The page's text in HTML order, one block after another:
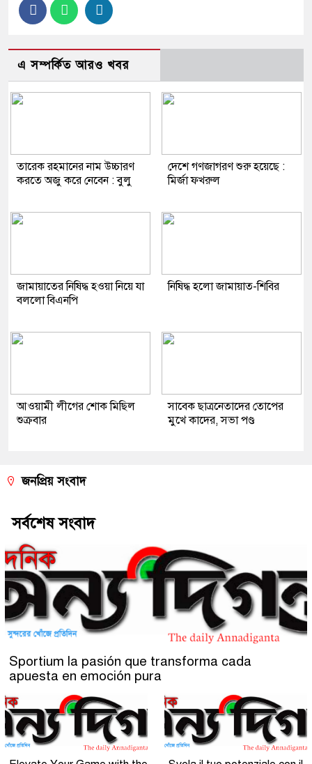
এ সম্পর্কিত আরও খবর
তারেক রহমানের নাম উচ্চারণ
করতে অজু করে নেবেন : বুলু
দেশে গণজাগরণ শুরু হয়েছে :
মির্জা ফখরুল
জামায়াতের নিষিদ্ধ হওয়া নিয়ে যা
বললো বিএনপি
নিষিদ্ধ হলো জামায়াত-শিবির
আওয়ামী লীগের শোক মিছিল
শুক্রবার
সাবেক ছাত্রনেতাদের তোপের
মুখে কাদের, সভা পণ্ড
জনপ্রিয় সংবাদ
সর্বশেষ সংবাদ
Sportium la pasión que transforma cada
apuesta en emoción pura